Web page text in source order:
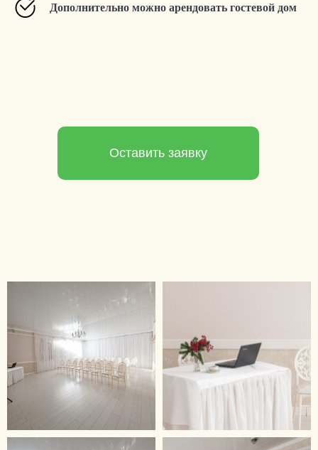
Дополнительно можно арендовать гостевой дом
Оставить заявку